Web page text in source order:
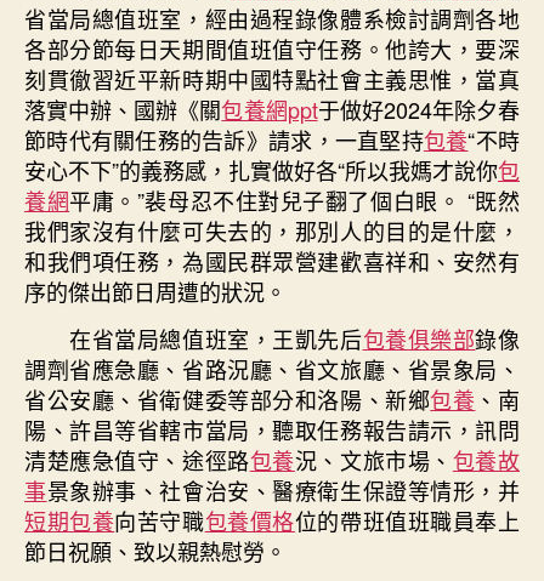
值
守
任
務〉
中
省當局總值班室，經由過程錄像體系檢討調劑各地
各部分節每日天期間值班值守任務。他誇大，要深
刻貫徹習近平新時期中國特點社會主義思惟，當真
落實中辦、國辦《關包養網ppt于做好2024年除夕春
節時代有關任務的告訴》請求，一直堅持包養“不時
安心不下”的義務感，扎實做好各“所以我媽才說你包
養網平庸。”裴母忍不住對兒子翻了個白眼。 “既然
我們家沒有什麼可失去的，那別人的目的是什麼，
和我們項任務，為國民群眾營建歡喜祥和、安然有
序的傑出節日周遭的狀況。
在省當局總值班室，王凱先后包養俱樂部錄像
調劑省應急廳、省路況廳、省文旅廳、省景象局、
省公安廳、省衛健委等部分和洛陽、新鄉包養 、南
陽、許昌等省轄市當局，聽取任務報告請示，訊問
清楚應急值守、途徑路包養況、文旅市場、 包養故
事景象辦事、社會治安、醫療衛生保證等情形，并
短期包養向苦守職包養價格位的帶班值班職員奉上
節日祝願、致以親熱慰勞。